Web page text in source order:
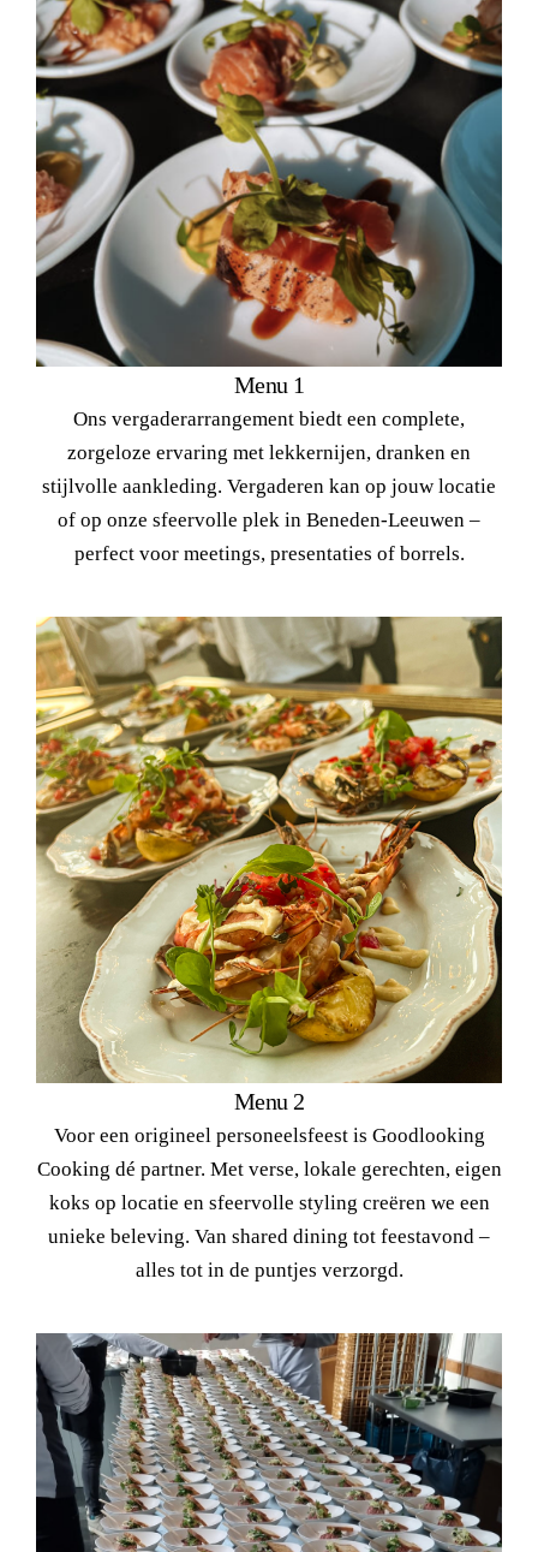
Menu 1
Ons vergaderarrangement biedt een complete,
zorgeloze ervaring met lekkernijen, dranken en
stijlvolle aankleding. Vergaderen kan op jouw locatie
of op onze sfeervolle plek in Beneden-Leeuwen –
perfect voor meetings, presentaties of borrels.
Menu 2
Voor een origineel personeelsfeest is Goodlooking
Cooking dé partner. Met verse, lokale gerechten, eigen
koks op locatie en sfeervolle styling creëren we een
unieke beleving. Van shared dining tot feestavond –
alles tot in de puntjes verzorgd.